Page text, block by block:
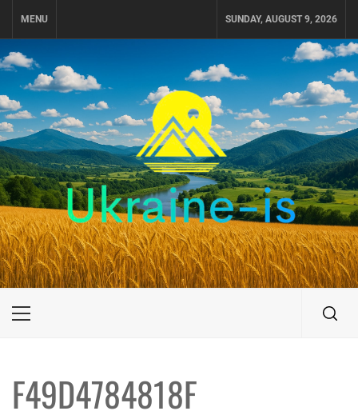
MENU SUNDAY, AUGUST 9, 2026
UKRAINE-IS
ПОДОРОЖI ПО УКРАЇНІ
Primary
F49D4784818F